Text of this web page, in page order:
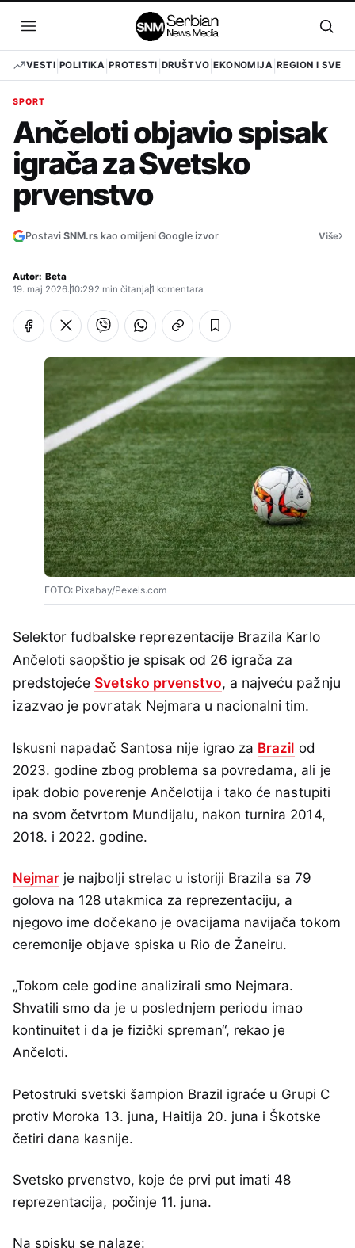
sadržaj
Otvori
meni
VESTI POLITIKA PROTESTI DRUŠTVO EKONOMIJA REGION I SVET
SPORT
Ančeloti objavio spisak
igrača za Svetsko
prvenstvo
Postavi SNM.rs kao omiljeni Google izvor Više›
Autor: Beta
19. maj 2026.10:292 min čitanja1 komentara
FOTO: Pixabay/Pexels.com
Selektor fudbalske reprezentacije Brazila Karlo
Ančeloti saopštio je spisak od 26 igrača za
predstojeće Svetsko prvenstvo, a najveću pažnju
izazvao je povratak Nejmara u nacionalni tim.
Iskusni napadač Santosa nije igrao za Brazil od
2023. godine zbog problema sa povredama, ali je
ipak dobio poverenje Ančelotija i tako će nastupiti
na svom četvrtom Mundijalu, nakon turnira 2014,
2018. i 2022. godine.
Nejmar je najbolji strelac u istoriji Brazila sa 79
golova na 128 utakmica za reprezentaciju, a
njegovo ime dočekano je ovacijama navijača tokom
ceremonije objave spiska u Rio de Žaneiru.
„Tokom cele godine analizirali smo Nejmara.
Shvatili smo da je u poslednjem periodu imao
kontinuitet i da je fizički spreman“, rekao je
Ančeloti.
Petostruki svetski šampion Brazil igraće u Grupi C
protiv Moroka 13. juna, Haitija 20. juna i Škotske
četiri dana kasnije.
Svetsko prvenstvo, koje će prvi put imati 48
reprezentacija, počinje 11. juna.
Na spisku se nalaze: